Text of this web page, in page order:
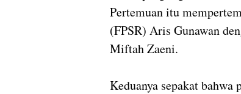
Pertemuan itu
(FPSR) Aris Gunawan
Miftah Zaeni.
Keduanya sepakat